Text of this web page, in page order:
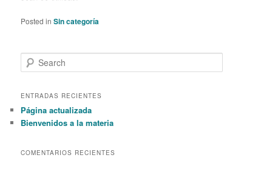
Posted in Sin categoría
e
r
h
ENTRADAS RECIENTES
Página actualizada
Bienvenidos a la materia
COMENTARIOS RECIENTES